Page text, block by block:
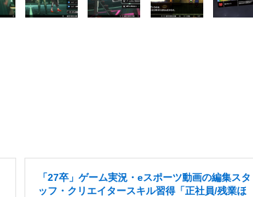
「27卒」ゲーム実況・eスポーツ動画の編集スタ
ッフ・クリエイタースキル習得「正社員/残業ほ